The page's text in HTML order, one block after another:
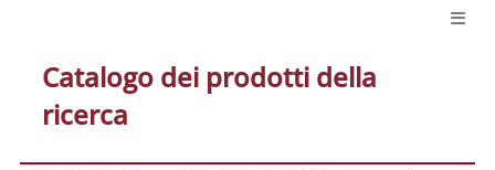
Catalogo dei prodotti della
ricerca